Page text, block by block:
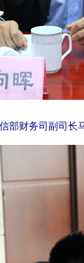
部财务司副司长